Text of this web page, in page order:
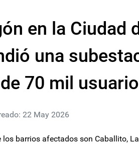
en la Ciudad
una
70 mil
22 May 2026
los barrios afectados son Caballito,